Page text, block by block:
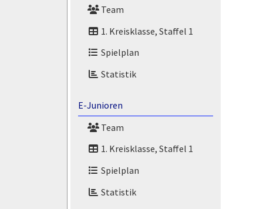
Team
1. Kreisklasse, Staffel 1
Spielplan
Statistik
E-Junioren
Team
1. Kreisklasse, Staffel 1
Spielplan
Statistik